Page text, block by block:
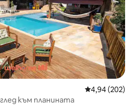
Средна
4,94 (202)
към планината